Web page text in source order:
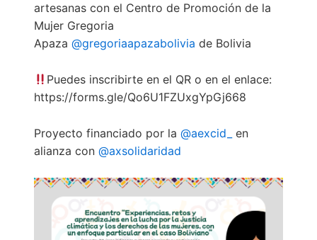
artesanas con el Centro de Promoción de la
Mujer Gregoria
Apaza @gregoriaapazabolivia de Bolivia
Puedes inscribirte en el QR o en el enlace:
https://forms.gle/Qo6U1FZUxgYpGj668
Proyecto financiado por la @aexcid_
en
alianza con @axsolidaridad